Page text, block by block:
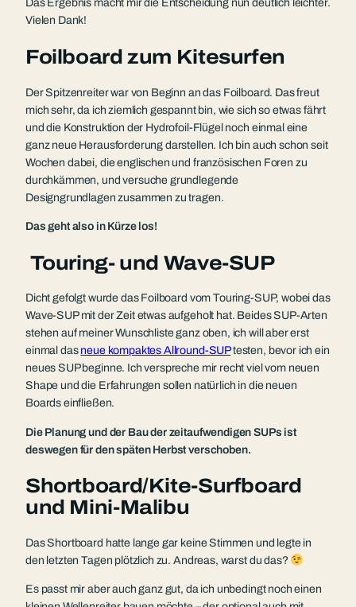
Das Ergebnis macht mir die Entscheidung nun deutlich leichter.
Vielen Dank!
Foilboard zum Kitesurfen
Der Spitzenreiter war von Beginn an das Foilboard. Das freut
mich sehr, da ich ziemlich gespannt bin, wie sich so etwas fährt
und die Konstruktion der Hydrofoil-Flügel noch einmal eine
ganz neue Herausforderung darstellen. Ich bin auch schon seit
Wochen dabei, die englischen und französischen Foren zu
durchkämmen, und versuche grundlegende
Designgrundlagen zusammen zu tragen.
Das geht also in Kürze los!
Touring- und Wave-SUP
Dicht gefolgt wurde das Foilboard vom Touring-SUP, wobei das
Wave-SUP mit der Zeit etwas aufgeholt hat. Beides SUP-Arten
stehen auf meiner Wunschliste ganz oben, ich will aber erst
einmal das neue kompaktes Allround-SUPtesten, bevor ich ein
neues SUP beginne. Ich verspreche mir recht viel vom neuen
Shape und die Erfahrungen sollen natürlich in die neuen
Boards einfließen.
Die Planung und der Bau der zeitaufwendigen SUPs ist
deswegen für den späten Herbst verschoben.
Shortboard/Kite-Surfboard
und Mini-Malibu
Das Shortboard hatte lange gar keine Stimmen und legte in
den letzten Tagen plötzlich zu. Andreas, warst du das?
Es passt mir aber auch ganz gut, da ich unbedingt noch einen